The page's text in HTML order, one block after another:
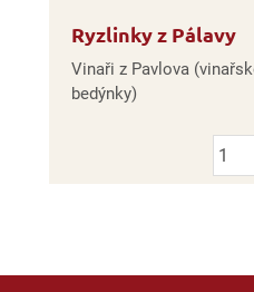
Ryzlinky z Pálavy
Vinaři z Pavlova
bedýnky)